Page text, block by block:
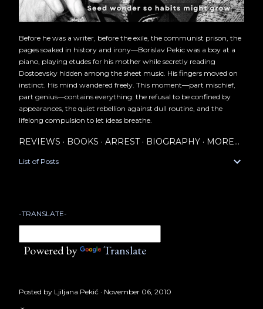
Before he was a writer, before the exile, the communist prison, the
pages soaked in history and irony—Borislav Pekic was a boy at a
piano, playing etudes for his mother while secretly reading
Dostoevsky hidden among the sheet music. His fingers moved on
instinct. His mind wandered freely. This moment—part mischief,
part genius—contains everything: the refusal to be confined by
appearances, the quiet rebellion against dull routine, and the
lifelong compulsion to let ideas breathe.
REVIEWS BOOKS ARREST BIOGRAPHY MORE…
List of Posts
-TRANSLATE-
Powered by Translate
Posted by Ljiljana Pekić November 06, 2010